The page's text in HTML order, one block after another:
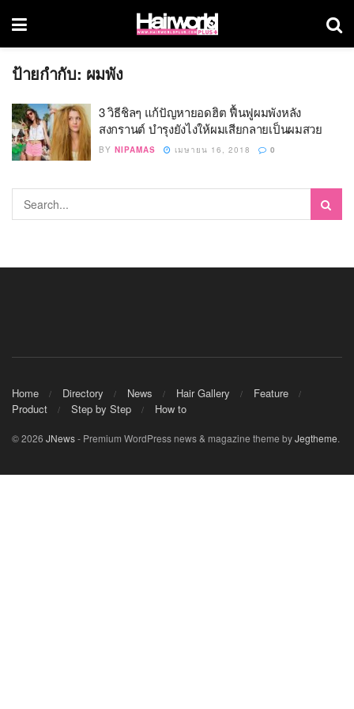
ป้ายกำกับ: ผมพัง
3 วิธีชิลๆ แก้ปัญหายอดฮิต ฟื้นฟูผมพังหลัง
สงกรานต์ บำรุงยังไงให้ผมเสียกลายเป็นผมสวย
BY NIPAMAS เมษายน 16, 2018 0
Home Directory News Hair Gallery
Feature
Product
Step by Step How to
© 2026 JNews- Premium WordPress news & magazine theme byJegtheme.